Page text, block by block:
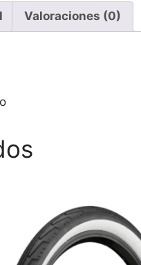
Valoraciones (0)